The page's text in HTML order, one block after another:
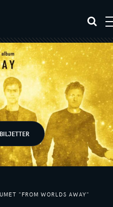
"FROM WORLDS AWAY"